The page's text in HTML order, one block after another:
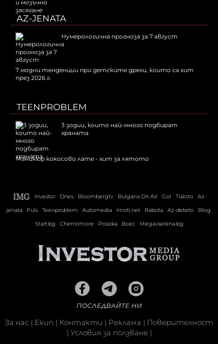
AZ-JENATA
Нумерологична прогноза за 7 август
7 модни тенденции при детските дрехи, които са хит
през 2026 г.
TEENPROBLEM
3 зодии, които най-много подбират
храната
Маникюр кокосово лате - хит за лятото
Investor Dnes Bloombergtv Bulgaria On Air Gol Tialoto
Az-
jenata
Puls Teenproblem Automedia Imoti.net Rabota Az-deteto
Blog
Start.bg
Chernomore Posoka Boec Megavselena.bg
ПОСЛЕДВАЙТЕ НИ
За нас | Екип | Контакти | Реклама | Поверителност
| Условия за ползване|